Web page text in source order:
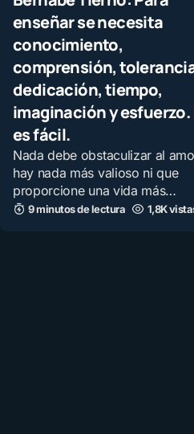
enseñar se necesita
conocimiento,
comprensión,
dedicación, tiempo,
imaginación y esfuerzo.
es fácil.
Nada debe obstaculizar al
hay nada más valioso ni que
proporcione una vida más…
9 minutos de lectura 1,8K